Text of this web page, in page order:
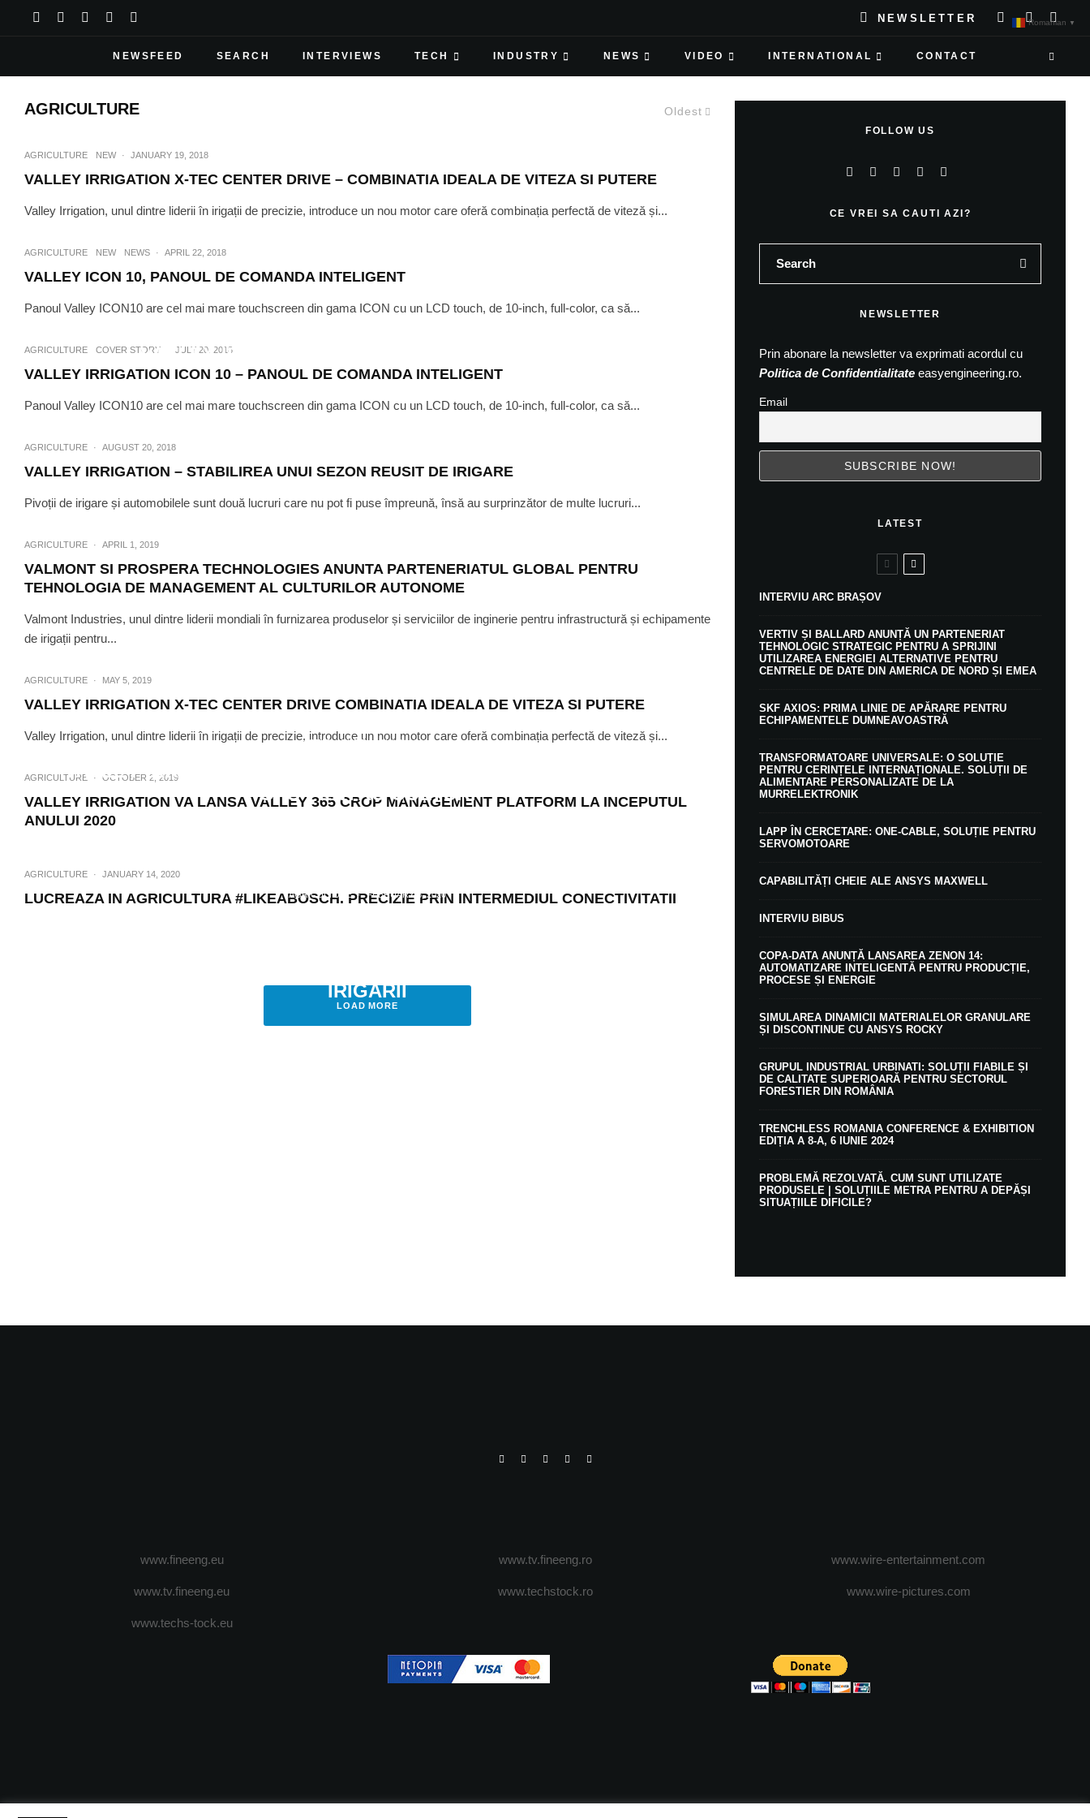
NEWSLETTER
NEWSFEED SEARCH INTERVIEWS TECH INDUSTRY NEWS VIDEO INTERNATIONAL CONTACT
Oldest
AGRICULTURE
AGRICULTURE NEW · JANUARY 19, 2018
VALLEY IRRIGATION X-TEC CENTER DRIVE – COMBINATIA IDEALA DE VITEZA SI PUTERE
Valley Irrigation, unul dintre liderii în irigații de precizie, introduce un nou motor care oferă combinația perfectă de viteză și...
AGRICULTURE NEW NEWS · APRIL 22, 2018
VALLEY ICON 10, PANOUL DE COMANDA INTELIGENT
Panoul Valley ICON10 are cel mai mare touchscreen din gama ICON cu un LCD touch, de 10-inch, full-color, ca să...
VALLEY IRRIGATION, VITEZA SI PERFORMANTA
AGRICULTURE COVER STORY JULY 20, 2018
VALLEY IRRIGATION ICON 10 – PANOUL DE COMANDA INTELIGENT
Panoul Valley ICON10 are cel mai mare touchscreen din gama ICON cu un LCD touch, de 10-inch, full-color, ca să...
AGRICULTURE · AUGUST 20, 2018
VALLEY IRRIGATION – STABILIREA UNUI SEZON REUSIT DE IRIGARE
Pivoții de irigare și automobilele sunt două lucruri care nu pot fi puse împreună, însă au surprinzător de multe lucruri...
AGRICULTURE · APRIL 1, 2019
VALMONT SI PROSPERA TECHNOLOGIES ANUNTA PARTENERIATUL GLOBAL PENTRU
TEHNOLOGIA DE MANAGEMENT AL CULTURILOR AUTONOME
Valmont Industries, unul dintre liderii mondiali în furnizarea produselor și serviciilor de inginerie pentru infrastructură și echipamente
de irigații pentru...
AGRICULTURE · MAY 5, 2019
VALLEY IRRIGATION X-TEC CENTER DRIVE COMBINATIA IDEALA DE VITEZA SI PUTERE
Valley Irrigation, unul dintre liderii în irigații de precizie, introduce un nou motor care oferă combinația perfectă de viteză și...
AGRICULTURE · JULY 1, 2019
VALLEY IRRIGATION VA OFERI SOLUTII AVANSATE DE GHIDARE
GPS PENTRU COLTURI
AGRICULTURE · OCTOBER 2, 2019
VALLEY IRRIGATION VA LANSA VALLEY 365 CROP MANAGEMENT PLATFORM LA INCEPUTUL
ANULUI 2020
AGRICULTURE · JANUARY 14, 2020
LUCREAZA IN AGRICULTURA #LIKEABOSCH. PRECIZIE PRIN INTERMEDIUL CONECTIVITATII
AGRICULTURE · FEBRUARY 6, 2020
IRIGARII
LOAD MORE
FOLLOW US
CE VREI SA CAUTI AZI?
NEWSLETTER
Prin abonare la newsletter va exprimati acordul cu
Politica de Confidentialitate easyengineering.ro.
Email
LATEST
INTERVIU ARC BRAȘOV
VERTIV ȘI BALLARD ANUNȚĂ UN PARTENERIAT
TEHNOLOGIC STRATEGIC PENTRU A SPRIJINI
UTILIZAREA ENERGIEI ALTERNATIVE PENTRU
CENTRELE DE DATE DIN AMERICA DE NORD ȘI EMEA
SKF AXIOS: PRIMA LINIE DE APĂRARE PENTRU
ECHIPAMENTELE DUMNEAVOASTRĂ
TRANSFORMATOARE UNIVERSALE: O SOLUȚIE
PENTRU CERINȚELE INTERNAȚIONALE. SOLUȚII DE
ALIMENTARE PERSONALIZATE DE LA
MURRELEKTRONIK
LAPP ÎN CERCETARE: ONE-CABLE, SOLUȚIE PENTRU
SERVOMOTOARE
CAPABILITĂȚI CHEIE ALE ANSYS MAXWELL
INTERVIU BIBUS
COPA-DATA ANUNȚĂ LANSAREA ZENON 14:
AUTOMATIZARE INTELIGENTĂ PENTRU PRODUCȚIE,
PROCESE ȘI ENERGIE
SIMULAREA DINAMICII MATERIALELOR GRANULARE
ȘI DISCONTINUE CU ANSYS ROCKY
GRUPUL INDUSTRIAL URBINATI: SOLUȚII FIABILE ȘI
DE CALITATE SUPERIOARĂ PENTRU SECTORUL
FORESTIER DIN ROMÂNIA
TRENCHLESS ROMANIA CONFERENCE & EXHIBITION
EDIȚIA A 8-A, 6 IUNIE 2024
PROBLEMĂ REZOLVATĂ. CUM SUNT UTILIZATE
PRODUSELE | SOLUȚIILE METRA PENTRU A DEPĂȘI
SITUAȚIILE DIFICILE?
www.fineeng.eu
www.tv.fineeng.eu
www.techs-tock.eu
www.tv.fineeng.ro
www.techstock.ro
www.wire-entertainment.com
www.wire-pictures.com
Romanian ▼